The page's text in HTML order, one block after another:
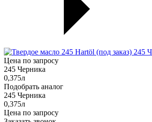
Цена по запросу
245 Черника
0,375л
Подобрать аналог
245 Черника
0,375л
Цена по запросу